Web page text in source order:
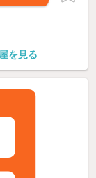
を見る